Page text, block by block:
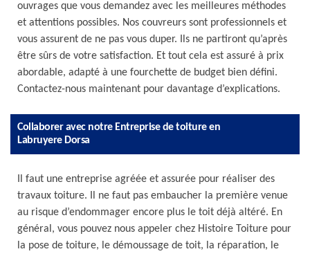
ouvrages que vous demandez avec les meilleures méthodes
et attentions possibles. Nos couvreurs sont professionnels et
vous assurent de ne pas vous duper. Ils ne partiront qu’après
être sûrs de votre satisfaction. Et tout cela est assuré à prix
abordable, adapté à une fourchette de budget bien défini.
Contactez-nous maintenant pour davantage d’explications.
Collaborer avec notre Entreprise de toiture en
Labruyere Dorsa
Il faut une entreprise agréée et assurée pour réaliser des
travaux toiture. Il ne faut pas embaucher la première venue
au risque d’endommager encore plus le toit déjà altéré. En
général, vous pouvez nous appeler chez Histoire Toiture pour
la pose de toiture, le démoussage de toit, la réparation, le